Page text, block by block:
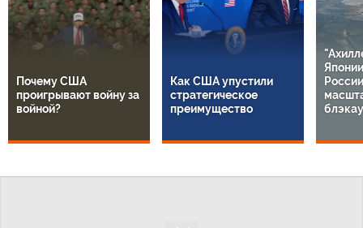
Почему США
проигрывают войну за
войной?
Как США упустили
стратегическое
преимущество